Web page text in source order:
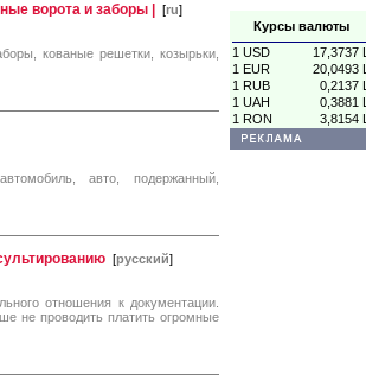
Курсы валюты
1 USD
17,3737 L
1 EUR
20,0493 L
1 RUB
0,2137 L
1 UAH
0,3881 L
1 RON
3,8154 L
ворота и заборы | [ru]
кованые решетки, козырьки,
авто, подержанный,
[русский]
отношения к документации.
не проводить платить огромные